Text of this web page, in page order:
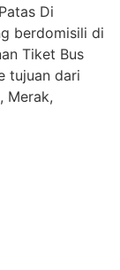
Di
berdomisili di
Tiket Bus
tujuan dari
Merak,